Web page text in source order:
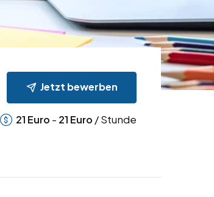
Jetzt bewerben
21 Euro - 21 Euro / Stunde